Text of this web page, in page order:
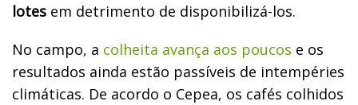
lotes em detrimento de disponibilizá-los.
No campo, a colheita avança aos poucos e os
resultados ainda estão passíveis de intempéries
climáticas. De acordo o Cepea, os cafés colhidos